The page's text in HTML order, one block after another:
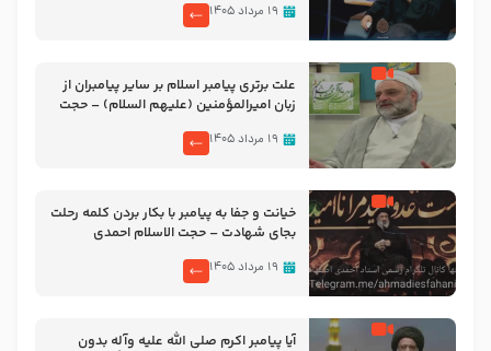
۱۹ مرداد ۱۴۰۵
علت برتری پیامبر اسلام بر سایر پیامبران از
زبان امیرالمؤمنین (علیهم السلام) – حجت
۱۹ مرداد ۱۴۰۵
خیانت و جفا به پیامبر با بکار بردن کلمه رحلت
بجای شهادت – حجت الاسلام احمدی
۱۹ مرداد ۱۴۰۵
آیا پیامبر اکرم صلی الله علیه وآله بدون